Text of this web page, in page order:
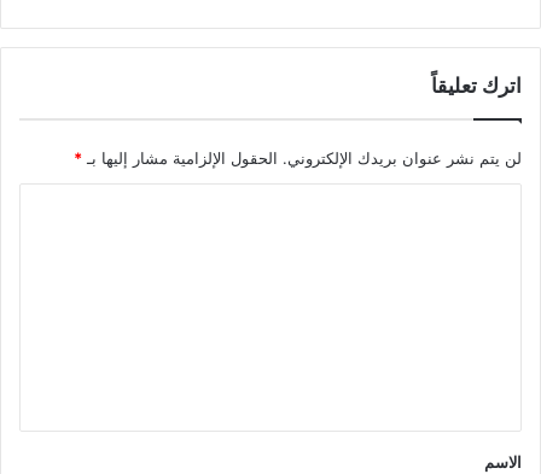
اترك تعليقاً
لن يتم نشر عنوان بريدك الإلكتروني. الحقول الإلزامية مشار إليها بـ *
*
الاسم